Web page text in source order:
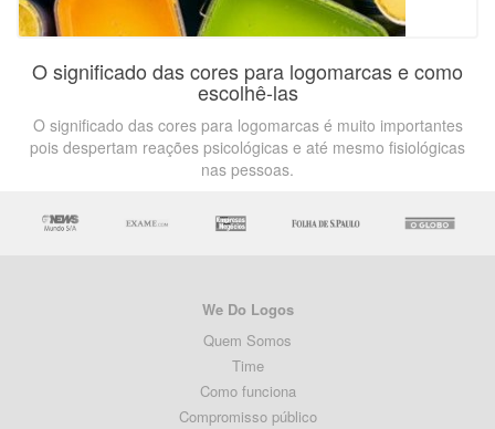
O significado das cores para logomarcas e como
escolhê-las
O significado das cores para logomarcas é muito importantes
pois despertam reações psicológicas e até mesmo fisiológicas
nas pessoas.
We Do Logos
Quem Somos
Time
Como funciona
Compromisso público